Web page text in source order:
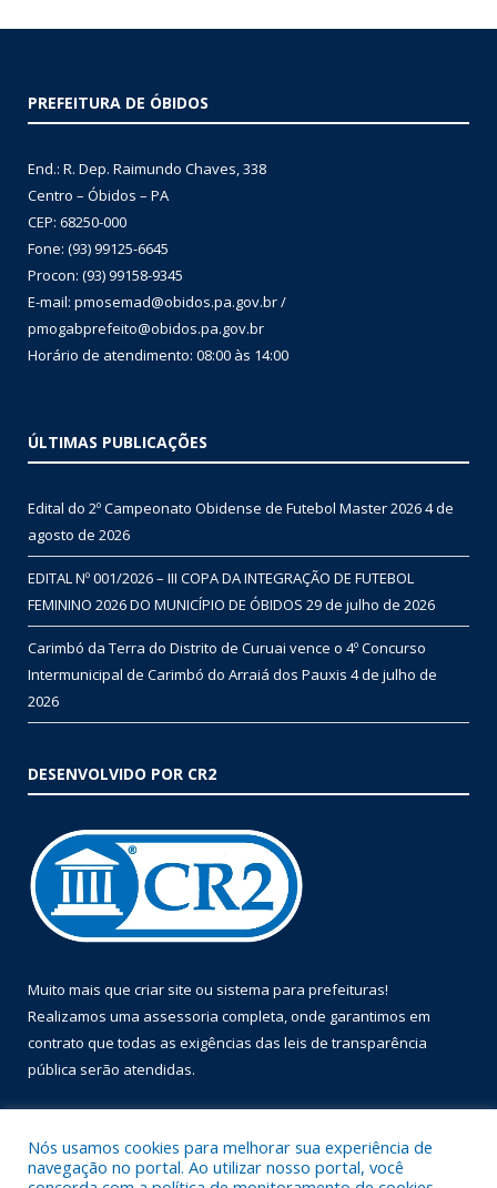
PREFEITURA DE ÓBIDOS
End.: R. Dep. Raimundo Chaves, 338
Centro – Óbidos – PA
CEP: 68250-000
Fone: (93) 99125-6645
Procon: (93) 99158-9345
E-mail: pmosemad@obidos.pa.gov.br /
pmogabprefeito@obidos.pa.gov.br
Horário de atendimento: 08:00 às 14:00
ÚLTIMAS PUBLICAÇÕES
Edital do 2º Campeonato Obidense de Futebol Master 20264 de
agosto de 2026
EDITAL Nº 001/2026 – III COPA DA INTEGRAÇÃO DE FUTEBOL
FEMININO 2026 DO MUNICÍPIO DE ÓBIDOS 29 de julho de 2026
Carimbó da Terra do Distrito de Curuai vence o 4º Concurso
Intermunicipal de Carimbó do Arraiá dos Pauxis 4 de julho de
2026
DESENVOLVIDO POR CR2
Muito mais que criar site ou sistema para prefeituras!
Realizamos uma assessoria completa, onde garantimos em
contrato que todas as exigências das leis de transparência
pública serão atendidas.
Nós usamos cookies para melhorar sua experiência de
navegação no portal. Ao utilizar nosso portal, você